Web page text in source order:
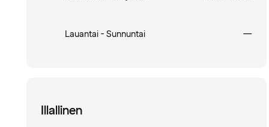
Lauantai - Sunnuntai —
Illallinen